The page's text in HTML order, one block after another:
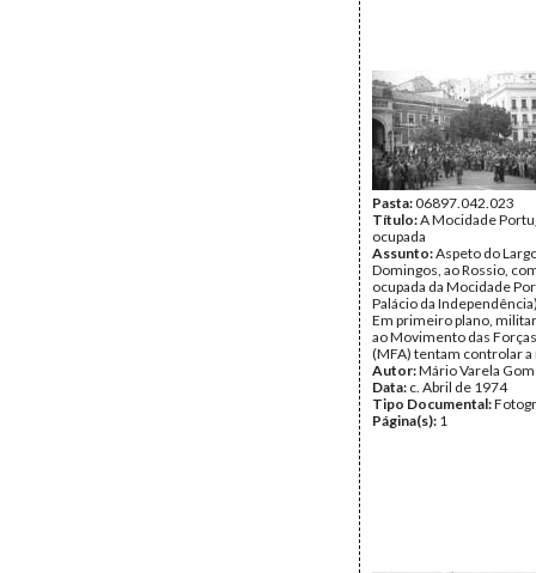
Pasta:06897.042.023
Título:A Mocidade
ocupada
Assunto:Aspeto do
Domingos, ao Rossio,
ocupada da Mocidade
Palácio da
Em primeiro plano,
ao Movimento das
(MFA) tentam controlar
Autor:Mário Varela
Data: c. Abril de 1974
Tipo Documental:
Página(s): 1